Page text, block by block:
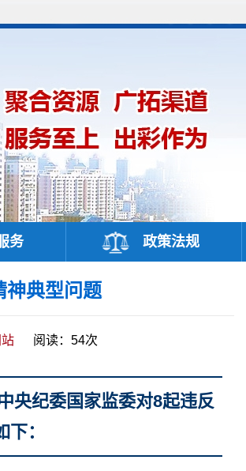
务 政策法规
神典型问题
阅读： 54次
央纪委国家监委对8起违反
：